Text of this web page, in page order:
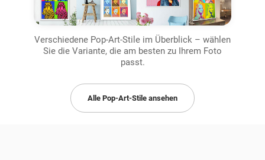
Verschiedene Pop-Art-Stile im Überblick – wählen
Sie die Variante, die am besten zu Ihrem Foto
passt.
Alle Pop-Art-Stile ansehen